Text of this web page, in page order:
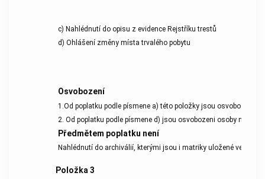
c) Nahlédnutí do opisu z evidence Rejstříku trestů
d) Ohlášení změny místa trvalého pobytu
Osvobození
1.Od poplatku podle písmene a) této položky jsou osvobozeny
2. Od poplatku podle písmene d) jsou osvobozeni osoby mladší
Předmětem poplatku není
Nahlédnutí do archiválií, kterými jsou i matriky uložené ve
Položka3